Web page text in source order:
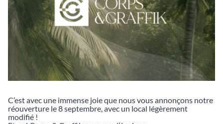
C’est avec une immense joie que nous vous annonçons notre
réouverture le 8 septembre, avec un local légèrement
modifié !